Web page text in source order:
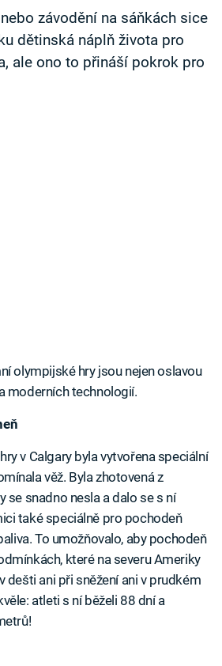
závodění na sáňkách sice
dětinská náplň života pro
ale ono to přináší pokrok pro
olympijské hry jsou nejen oslavou
moderních technologií.
v Calgary byla vytvořena speciální
věž. Byla zhotovená z
se snadno nesla a dalo se s ní
také speciálně pro pochodeň
To umožňovalo, aby pochodeň
které na severu Ameriky
dešti ani při sněžení ani v prudkém
atleti s ní běželi 88 dní a